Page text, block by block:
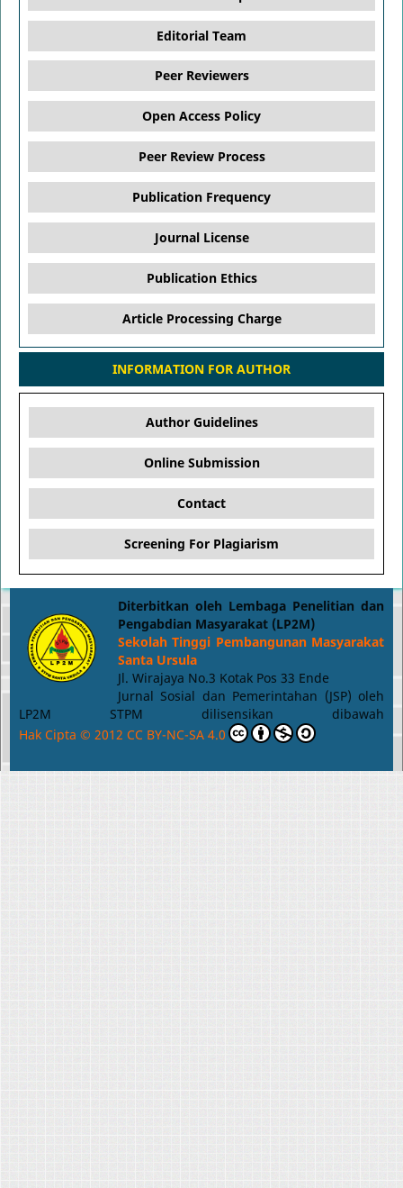
Editorial Team
Peer Reviewers
Open Access Policy
Peer Review Process
Publication Frequency
Journal License
Publication Ethics
Article Processing Charge
INFORMATION FOR AUTHOR
Author Guidelines
Online Submission
Contact
Screening For Plagiarism
Diterbitkan oleh Lembaga Penelitian dan
Pengabdian Masyarakat (LP2M)
Sekolah Tinggi Pembangunan Masyarakat
Santa Ursula
Jl. Wirajaya No.3 Kotak Pos 33 Ende
Jurnal Sosial dan Pemerintahan (JSP) oleh
LP2M STPM dilisensikan dibawah
Hak Cipta © 2012 CC BY-NC-SA 4.0